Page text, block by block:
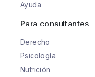
Ayuda
Para consultantes
Derecho
Psicología
Nutrición